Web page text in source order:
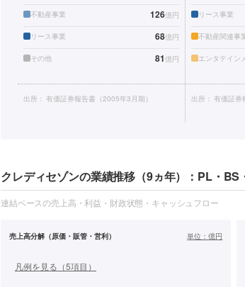
不動産事業 126億円
リース事業 68億円
その他 81億円
出所： 有価証券報告書（2005年3月期）
リース事業
不動産関連事
エンタテイン
出所： 有価証券
クレディセゾンの業績推移（9ヵ年）：PL・BS
連結ベースの売上高・利益・財政状態・キャッシュフロー
売上高分解（原価・販管・営利） 単位：億円
凡例を見る（5項目）